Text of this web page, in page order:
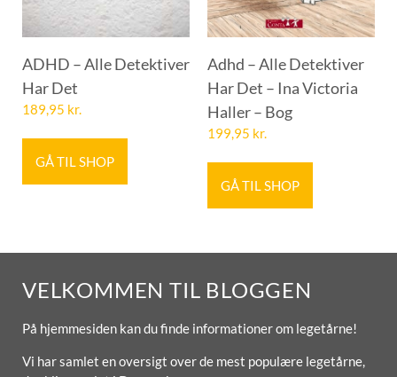
ADHD – Alle Detektiver
Har Det
189,95 kr.
GÅ TIL SHOP
Adhd – Alle Detektiver
Har Det – Ina Victoria
Haller – Bog
199,95 kr.
GÅ TIL SHOP
VELKOMMEN TIL BLOGGEN
På hjemmesiden kan du finde informationer om legetårne!
Vi har samlet en oversigt over de mest populære legetårne,